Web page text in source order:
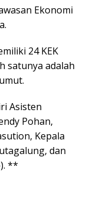
Ekonomi
24 KEK
satunya adalah
Asisten
Pohan,
Kepala
dan
**